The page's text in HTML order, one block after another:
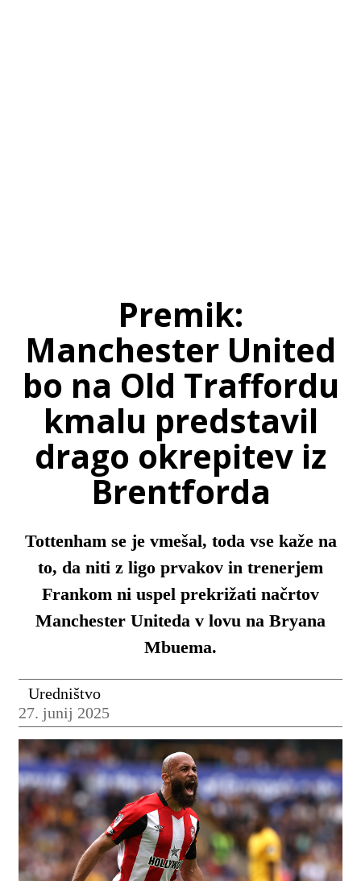
Premik:
Manchester United
bo na Old Traffordu
kmalu predstavil
drago okrepitev iz
Brentforda
Tottenham se je vmešal, toda vse kaže na
to, da niti z ligo prvakov in trenerjem
Frankom ni uspel prekrižati načrtov
Manchester Uniteda v lovu na Bryana
Mbuema.
Uredništvo
27. junij 2025